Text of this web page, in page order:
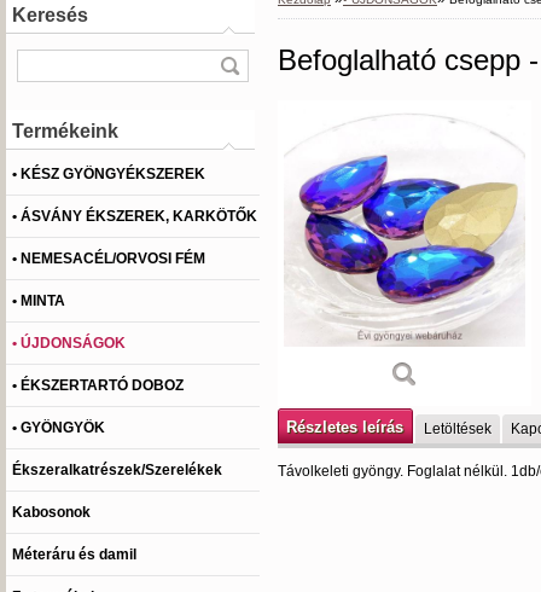
Keresés
Termékeink
• KÉSZ GYÖNGYÉKSZEREK
• ÁSVÁNY ÉKSZEREK, KARKÖTŐK
• NEMESACÉL/ORVOSI FÉM
• MINTA
• ÚJDONSÁGOK
• ÉKSZERTARTÓ DOBOZ
• GYÖNGYÖK
Ékszeralkatrészek/Szerelékek
Kabosonok
Méteráru és damil
Befoglalható csepp
Részletes leírás Letöltések
Távolkeleti gyöngy. Foglalat nélkül.